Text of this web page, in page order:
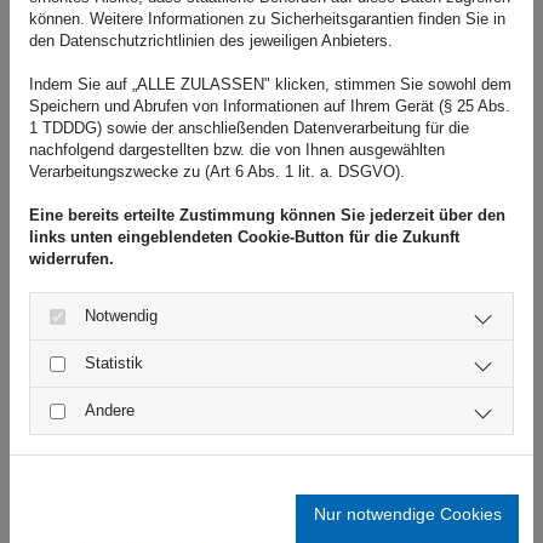
Verkehrsrecht, dasReiserechtoder dasVertragsrechtan.
Vereinbaren Sie am besten schnellstmöglich einen Termin in
meiner Kanzlei, damit ich Sie als Rechtsanwalt bestmöglich
vertreten kann. In Bremen Vahr und Umgebung profitieren
Mandanten von meiner Kompetenz und Erfahrung.
Rechtsanwaltskanzlei bei Bremen Vahr mit
langjähriger Erfahrung
Je eher Sie sich mit Ihrem Rechtsproblem an meine erfahrene
Rechtsanwaltskanzlei wenden, desto besser sind oftmals die
juristischen Handlungsmöglichkeiten. Mitunter ist es mir dann
als Rechtsanwalt noch möglich, außergerichtliche Einigungen
zu erzielen und langwierige und teure Prozesse vor den für
können. Weitere Informationen zu Sicherheitsgarantien finden Sie in
den Datenschutzrichtlinien des jeweiligen Anbieters.
Indem Sie auf „ALLE ZULASSEN" klicken, stimmen Sie sowohl dem
Speichern und Abrufen von Informationen auf Ihrem Gerät (§ 25 Abs.
1 TDDDG) sowie der anschließenden Datenverarbeitung für die
nachfolgend dargestellten bzw. die von Ihnen ausgewählten
Verarbeitungszwecke zu (Art 6 Abs. 1 lit. a. DSGVO).
Eine bereits erteilte Zustimmung können Sie jederzeit über den
links unten eingeblendeten Cookie-Button für die Zukunft
widerrufen.
Notwendig
Statistik
Andere
Nur notwendige Cookies